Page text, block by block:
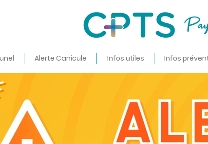
Alerte Canicule Infos utiles Infos